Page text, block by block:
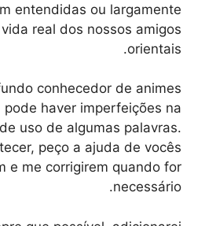
entendidas ou largamente
real dos nossos amigos
orientais.
conhecedor de animes
pode haver imperfeições na
uso de algumas palavras.
peço a ajuda de vocês
e me corrigirem quando for
necessário.